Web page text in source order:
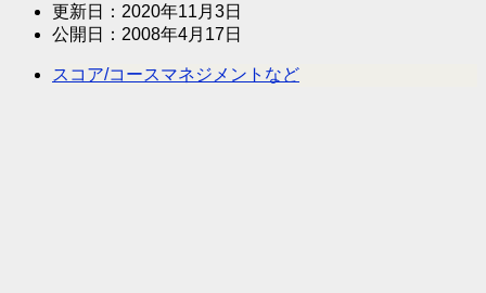
更新日： 2020年11月3日
公開日： 2008年4月17日
スコア/コースマネジメントなど